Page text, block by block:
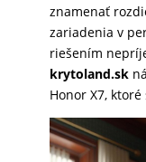
znamenať
zariadenia v
riešením
krytoland.sk
Honor X7,